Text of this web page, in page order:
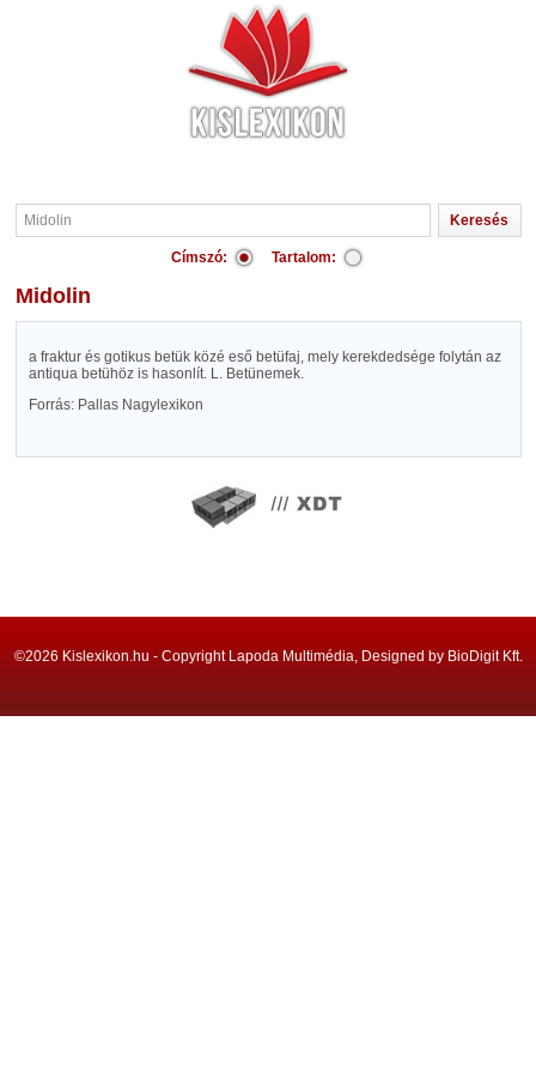
Címszó: Tartalom:
Midolin
a fraktur és gotikus betük közé eső betüfaj, mely kerekdedsége folytán az
antiqua betühöz is hasonlít. L. Betünemek.
Forrás: Pallas Nagylexikon
©2026 Kislexikon.hu - Copyright Lapoda Multimédia, Designed by BioDigit Kft.